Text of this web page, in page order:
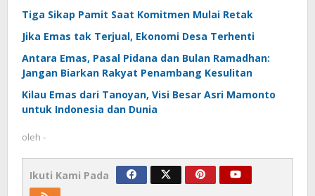
Tiga Sikap Pamit Saat Komitmen Mulai Retak
Jika Emas tak Terjual, Ekonomi Desa Terhenti
Antara Emas, Pasal Pidana dan Bulan Ramadhan:
Jangan Biarkan Rakyat Penambang Kesulitan
Kilau Emas dari Tanoyan, Visi Besar Asri Mamonto
untuk Indonesia dan Dunia
oleh -
Ikuti Kami Pada